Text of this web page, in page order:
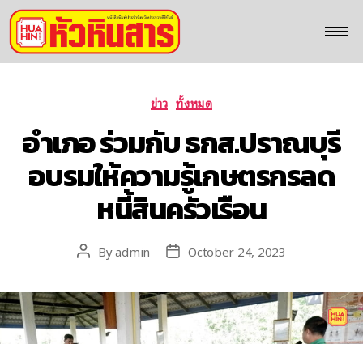
ข่าว ทั้งหมด
อำเภอ ร่วมกับ ธกส.ปราณบุรี
อบรมให้ความรู้เกษตรกรลด
หนี้สินครัวเรือน
Byadmin October 24, 2023